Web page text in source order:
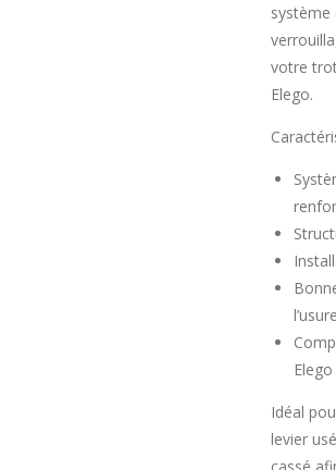
système
votre
Elego.
l’usure
Idéal
levier
cassé